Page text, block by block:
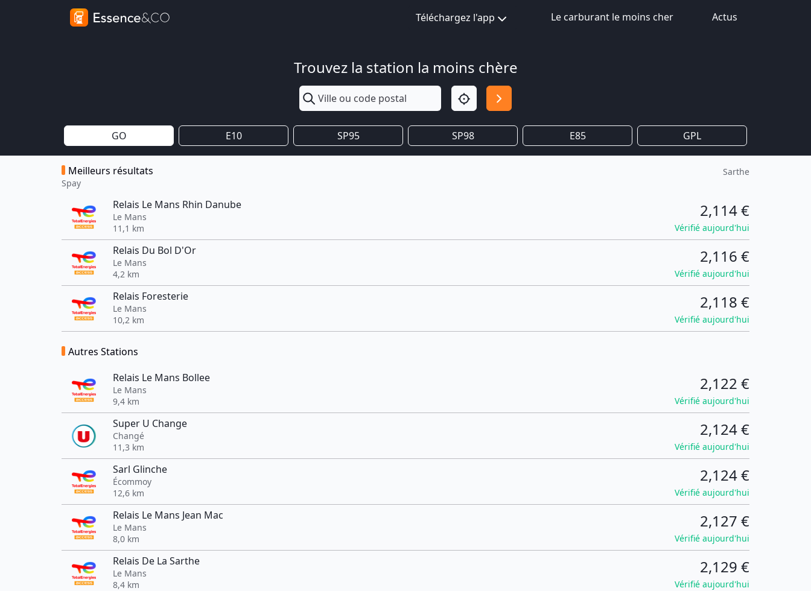
Téléchargez l'app Le carburant le moins cher Actus
Trouvez la station la moins chère
GO E10 SP95 SP98 E85 GPL
Meilleurs résultats
Spay
Sarthe
Relais Le Mans Rhin Danube
Le Mans
11,1 km
2,114 €
Vérifié aujourd'hui
Relais Du Bol D'Or
Le Mans
4,2 km
2,116 €
Vérifié aujourd'hui
Relais Foresterie
Le Mans
10,2 km
2,118 €
Vérifié aujourd'hui
Autres Stations
Relais Le Mans Bollee
Le Mans
9,4 km
2,122 €
Vérifié aujourd'hui
Super U Change
Changé
11,3 km
2,124 €
Vérifié aujourd'hui
Sarl Glinche
Écommoy
12,6 km
2,124 €
Vérifié aujourd'hui
Relais Le Mans Jean Mac
Le Mans
8,0 km
2,127 €
Vérifié aujourd'hui
Relais De La Sarthe
Le Mans
8,4 km
2,129 €
Vérifié aujourd'hui